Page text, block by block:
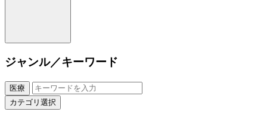
ジャンル／キーワード
医療
カテゴリ選択